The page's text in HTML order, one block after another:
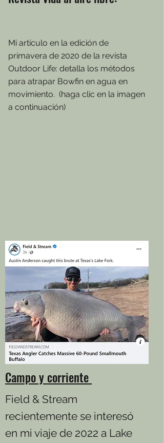
Mi artículo en la edición de
primavera de 2020 de la revista
Outdoor Life: detalla los métodos
para atrapar Bowfin en agua en
movimiento. (haga clic en la imagen
a continuación)
Campo y corriente
Field & Stream
recientemente se interesó
en mi viaje de 2022 a Lake